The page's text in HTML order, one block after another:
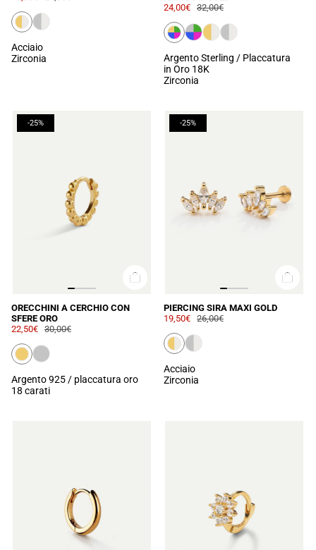
Acciaio
Zirconia
24,00€ 32,00€
Argento Sterling / Placcatura
in Oro 18K
Zirconia
-25%
ORECCHINI A CERCHIO CON
SFERE ORO
22,50€ 30,00€
Argento 925 / placcatura oro
18 carati
-25%
PIERCING SIRA MAXI GOLD
19,50€ 26,00€
Acciaio
Zirconia